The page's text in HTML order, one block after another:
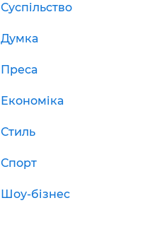
Суспільство
Думка
Преса
Економіка
Стиль
Спорт
Шоу-бізнес